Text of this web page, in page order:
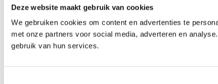
Deze website maakt gebruik van cookies
We gebruiken cookies om content en advertenties te
met onze partners voor social media, adverteren en
gebruik van hun services.